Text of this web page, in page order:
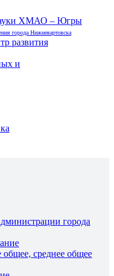
ХМАО – Югры
города Нижневартовска
развития
и
города
среднее общее